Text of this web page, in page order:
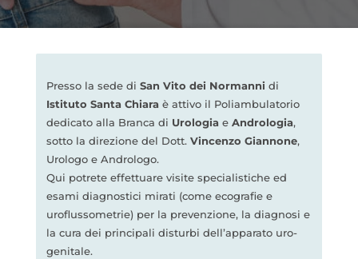
Presso la sede di San Vito dei Normanni di
Istituto Santa Chiara è attivo il Poliambulatorio
dedicato alla Branca di Urologia e Andrologia,
sotto la direzione del Dott. Vincenzo Giannone,
Urologo e Andrologo.
Qui potrete effettuare visite specialistiche ed
esami diagnostici mirati (come ecografie e
uroflussometrie) per la prevenzione, la diagnosi e
la cura dei principali disturbi dell’apparato uro-
genitale.